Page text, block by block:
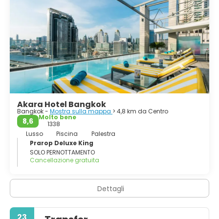
Akara Hotel Bangkok
Bangkok - Mostra sulla mappa > 4,8 km da Centro
8,6
Molto bene
1338
Lusso
Piscina
Palestra
Prarop Deluxe King
SOLO PERNOTTAMENTO
Cancellazione gratuita
Dettagli